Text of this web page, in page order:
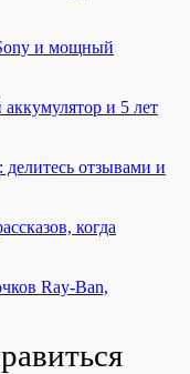
и мощный
и 5 лет
отзывами и
когда
Ray-Ban,